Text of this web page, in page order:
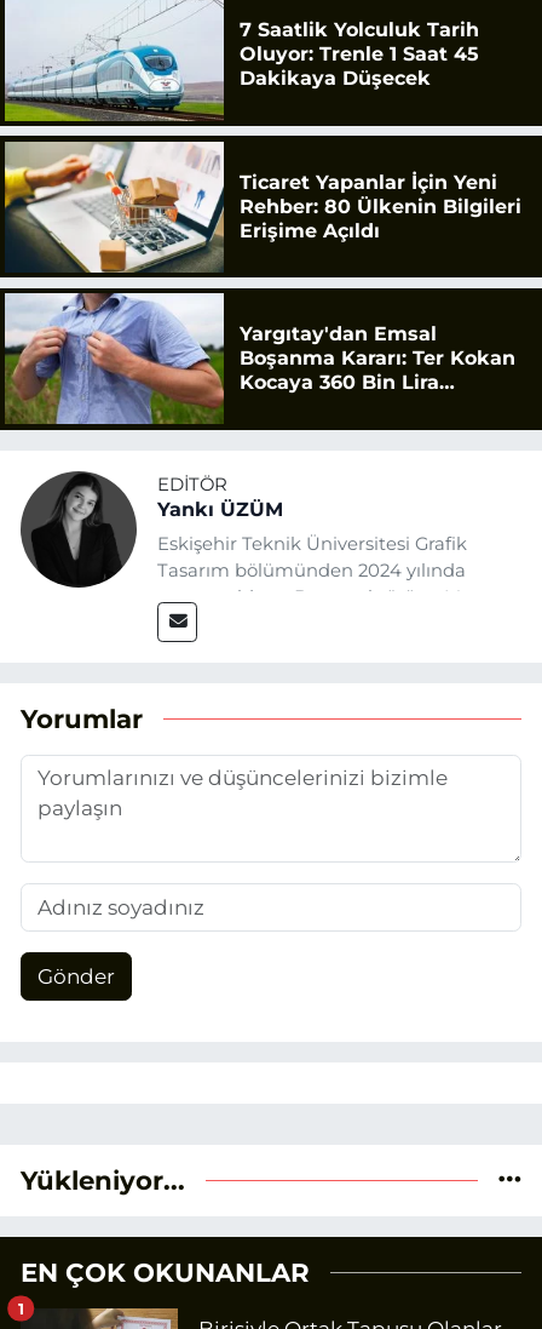
7 Saatlik Yolculuk Tarih
Oluyor: Trenle 1 Saat 45
Dakikaya Düşecek
Ticaret Yapanlar İçin Yeni
Rehber: 80 Ülkenin Bilgileri
Erişime Açıldı
Yargıtay'dan Emsal
Boşanma Kararı: Ter Kokan
Kocaya 360 Bin Lira
EDITÖR
Yankı ÜZÜM
Eskişehir Teknik Üniversitesi Grafik
Tasarım bölümünden 2024 yılında
mezun oldum. Basın sektörüne Mayıs
2025’te Eskişehir Haber Ajansı ile adım
aktarmayı hedefliyorum.
Yorumlar
Gönder
Yükleniyor...
EN ÇOK OKUNANLAR
1